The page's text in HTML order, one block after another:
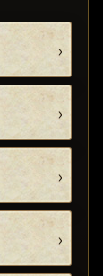
›
›
›
›